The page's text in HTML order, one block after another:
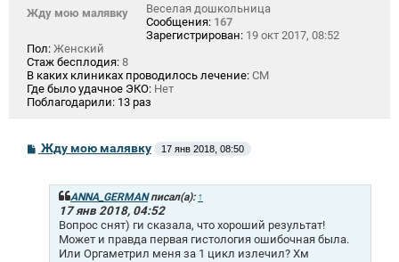
Жду мою малявку
Веселая дошкольница
Сообщения: 167
Зарегистрирован: 19 окт 2017, 08:52
Пол: Женский
Стаж бесплодия: 8
В каких клиниках проводилось лечение: СМ
Где было удачное ЭКО: Нет
Поблагодарили: 13 раз
С
о
Жду мою малявку 17 янв 2018, 08:50
ANNA_GERMANписал(а): ↑
17 янв 2018, 04:52
Вопрос снят) ги сказала, что хороший результат!
Может и правда первая гистология ошибочная была.
Или Оргаметрил меня за 1 цикл излечил? Хм